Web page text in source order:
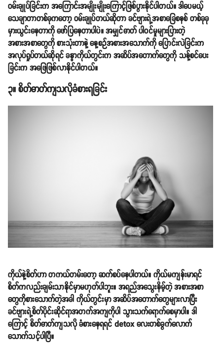
ဝမ်းချုပ်ခြင်းက အကြောင်းအမျိုးမျိုးကြောင့်ဖြစ်ပွားနိုင်ပါတယ်။ ဒါပေမယ့်
သေချာတာတစ်ခုကတော့ ဝမ်းချုပ်တယ်ဆိုတာ ခင်ဗျားရဲ့အစာခြေစနစ် တစ်ခုခု
မှားယွင်းနေတာကို ဖော်ပြနေတာပါပဲ။ အမျှင်ဓာတ် ပါဝင်မှုများပြားတဲ့
အစားအစာတွေကို စားသုံးတာနဲ့ နေ့စဉ်အစားအသောက်ကို ပြောင်းလဲခြင်းက
အလုပ်ရှုပ်တယ်ဆိုရင် ခန္ဓာကိုယ်တွင်းက အဆိပ်အတောက်တွေကို သန့်စင်ပေး
ခြင်းက အဖြေဖြစ်လာနိုင်ပါတယ်။
၃။ စိတ်ဓာတ်ကျသလိုခံစားရခြင်း
ကိုယ်နဲ့စိတ်ဟာ တကယ်တမ်းတော့ ဆက်စပ်နေပါတယ်။ ကိုယ်မကျန်းမာရင်
စိတ်ကလည်းချမ်းသာနိုင်မှာမဟုတ်ပါဘူး။ အရည်အသွေးနိမ့်တဲ့ အစားအစာ
တွေကိုစားသောက်တဲ့အခါ ကိုယ်တွင်းမှာ အဆိပ်အတောက်တွေများလာပြီး
ခင်ဗျားရဲ့စိတ်ပိုင်းဆိုင်ရာအတက်အကျကိုပါ သွားသက်ရောက်စေမှာပါ။ ဒါ
ကြောင့် စိတ်ဓာတ်ကျသလို ခံစားနေရရင် detox လေးတစ်ခွက်လောက်
သောက်သင့်ပါပြီ။